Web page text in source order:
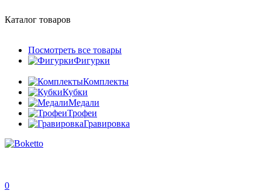
Каталог товаров
Посмотреть все товары
Фигурки
Комплекты
Кубки
Медали
Трофеи
Гравировка
0